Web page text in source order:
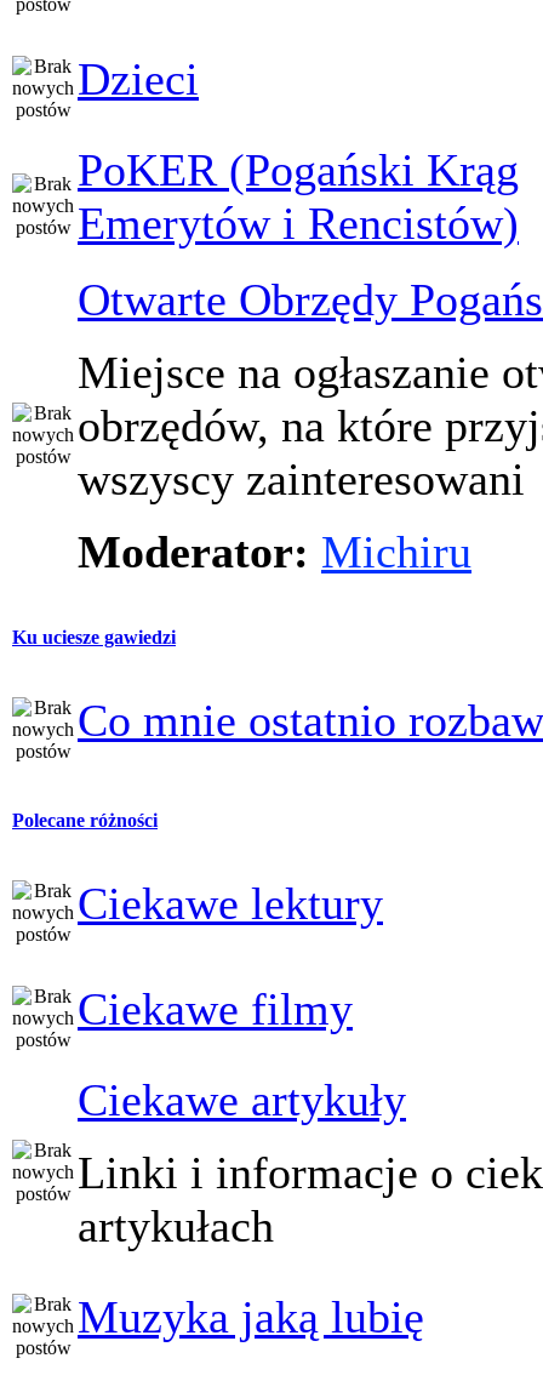
Dzieci
PoKER (Pogański Krąg
Emerytów i Rencistów)
Otwarte Obrzędy
Miejsce na ogłaszanie
obrzędów, na które
wszyscy zainteresowani
Moderator: Michiru
Ku uciesze gawiedzi
Co mnie ostatnio
Polecane różności
Ciekawe lektury
Ciekawe filmy
Ciekawe artykuły
Linki i informacje o
artykułach
Muzyka jaką lubię